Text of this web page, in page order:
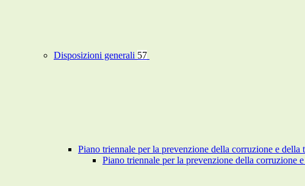
Disposizioni generali 57
Piano triennale per la prevenzione della corruzione e della
Piano triennale per la prevenzione della corruzione